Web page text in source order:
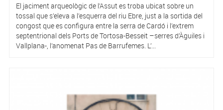
El jaciment arqueològic de l’Assut es troba ubicat sobre un
tossal que s’eleva a l’esquerra del riu Ebre, just a la sortida del
congost que es configura entre la serra de Cardó i l’extrem
septentrional dels Ports de Tortosa-Besseit –serres d’Àguiles i
Vallplana-, l’anomenat Pas de Barrufemes. L’...